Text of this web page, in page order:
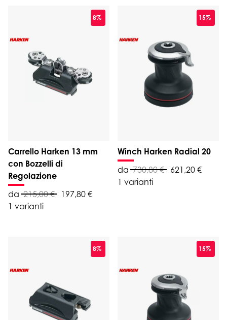
8%
Carrello Harken 13 mm
con Bozzelli di
Regolazione
da 215,00 €
197,80 €
1 varianti
15%
Winch Harken Radial 20
da 730,80 €
621,20 €
1 varianti
8% 15%